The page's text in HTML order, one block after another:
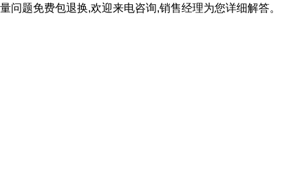
量问题免费包退换,欢迎来电咨询,销售经理为您详细解答。